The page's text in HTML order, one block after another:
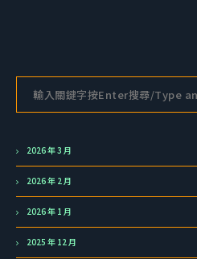
2026 年 3 月
2026 年 2 月
2026 年 1 月
2025 年 12 月